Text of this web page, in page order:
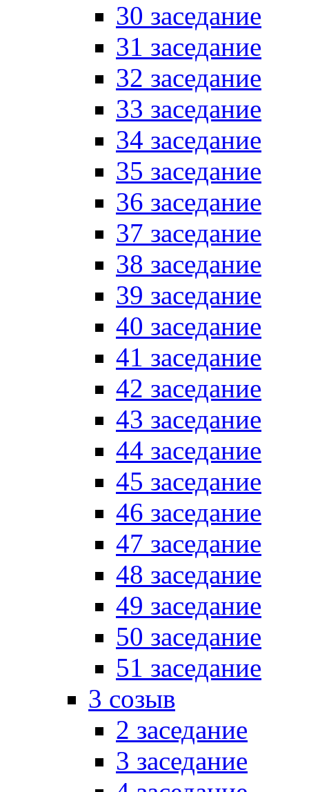
30 заседание
31 заседание
32 заседание
33 заседание
34 заседание
35 заседание
36 заседание
37 заседание
38 заседание
39 заседание
40 заседание
41 заседание
42 заседание
43 заседание
44 заседание
45 заседание
46 заседание
47 заседание
48 заседание
49 заседание
50 заседание
51 заседание
3 созыв
2 заседание
3 заседание